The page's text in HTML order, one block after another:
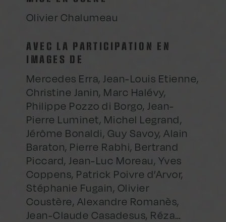
Olivier Chalumeau
AVEC LA PARTICIPATION EN
IMAGES DE
Mercedes Erra, Jean-Louis Etienne,
Christine Janin, Marc Halévy,
Philippe Pozzo di Borgo, Jean-
Pierre Luminet, Michel Legrand,
Jérôme Bonaldi, Guy Savoy, Alain
Baraton, Pierre Rabhi, Bertrand
Piccard, Jean-Luc Moreau, Yves
Coppens, Patrick Poivre d’Arvor,
Stéphanie Fugain, Olivier
Coustère, Alexandre Romanès,
Jean-Claude Casadesus, Réza…